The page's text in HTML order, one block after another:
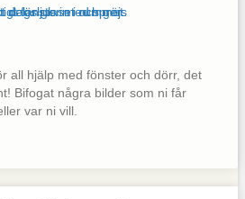
all hjälp med fönster och dörr, det
Bifogat några bilder som ni får
var ni vill.